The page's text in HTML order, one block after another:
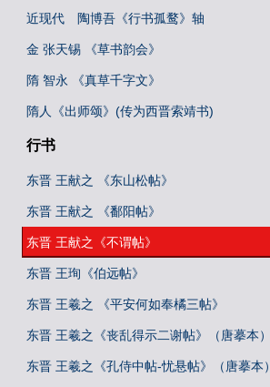
近现代 陶博吾《行书孤鹜》轴
金 张天锡 《草书韵会》
隋 智永 《真草千字文》
隋人《出师颂》(传为西晋索靖书)
行书
东晋 王献之 《东山松帖》
东晋 王献之 《鄱阳帖》
东晋 王献之《不谓帖》
东晋 王珣《伯远帖》
东晋 王羲之 《平安何如奉橘三帖》
东晋 王羲之《丧乱得示二谢帖》（唐摹本）
东晋 王羲之《孔侍中帖-忧悬帖》（唐摹本）